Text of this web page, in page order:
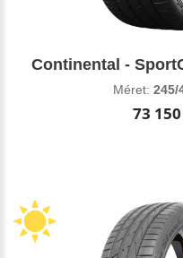
Continental -
Méret: 245/
73